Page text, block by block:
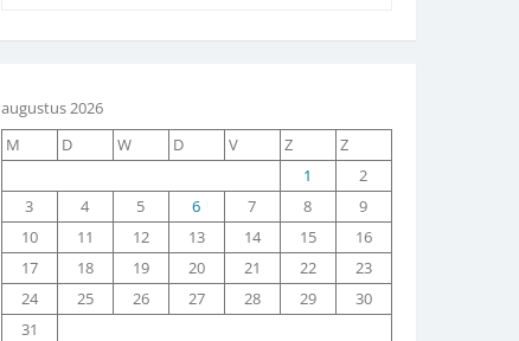
augustus 2026
M
D W D V Z
Z
1
2
3
4 5 6 7 8
9
10
11 12 13 14 15
16
17
18 19 20 21 22
23
24
25 26 27 28 29
30
31